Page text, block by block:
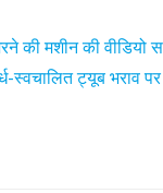
की मशीन की वीडियो
स्वचालित ट्यूब भराव